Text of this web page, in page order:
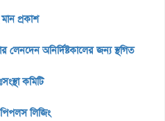
প্রকাশ
লেনদেন অনির্দিষ্টকালের জন্য স্থগিত
কমিটি
লিজিং